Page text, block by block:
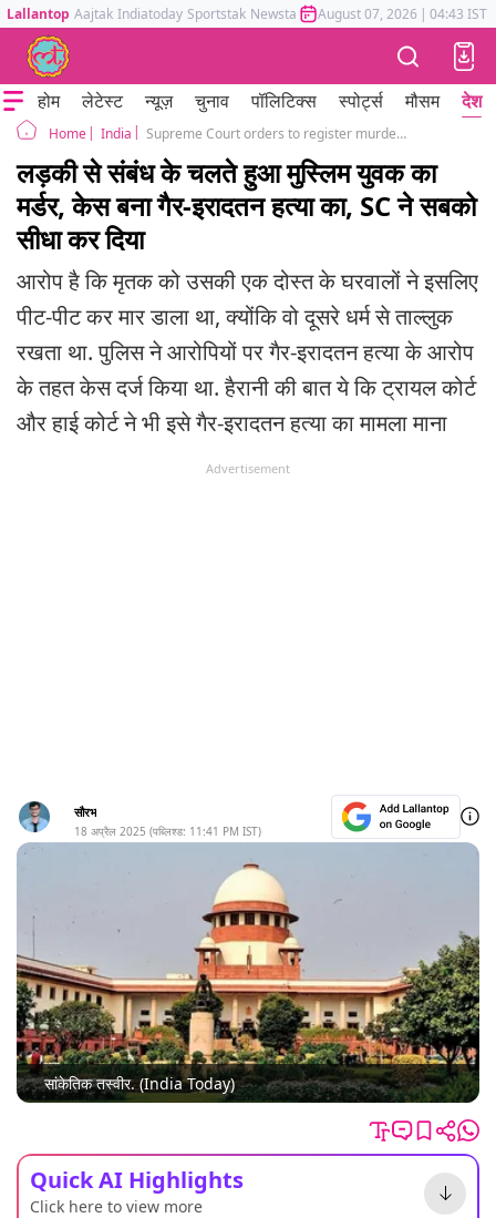
Lallantop Aajtak Indiatoday Sportstak Newstak Mumbai Tak Astrotak
August 07, 2026 | 04:43 IST
होम लेटेस्ट न्यूज़ चुनाव पॉलिटिक्स स्पोर्ट्स मौसम देश
Home India Supreme Court orders to register murder case on Killing of daughters boyfriend
लड़की से संबंध के चलते हुआ मुस्लिम युवक का
मर्डर, केस बना गैर-इरादतन हत्या का, SC ने सबको
सीधा कर दिया
आरोप है कि मृतक को उसकी एक दोस्त के घरवालों ने इसलिए
पीट-पीट कर मार डाला था, क्योंकि वो दूसरे धर्म से ताल्लुक
रखता था. पुलिस ने आरोपियों पर गैर-इरादतन हत्या के आरोप
के तहत केस दर्ज किया था. हैरानी की बात ये कि ट्रायल कोर्ट
और हाई कोर्ट ने भी इसे गैर-इरादतन हत्या का मामला माना
Advertisement
सौरभ
18 अप्रैल 2025 (पब्लिश्ड: 11:41 PM IST)
सांकेतिक तस्वीर. (India Today)
Quick AI Highlights
Click here to view more